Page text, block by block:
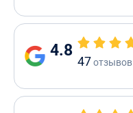
4.8
47отзывов